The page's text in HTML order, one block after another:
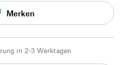
Merken
in 2-3 Werktagen